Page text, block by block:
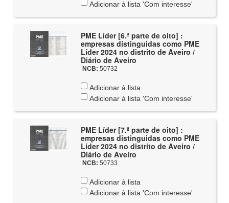
Adicionar à lista 'Com interesse'
PME Líder [6.ª parte de oito] :
empresas distinguidas como PME
Líder 2024 no distrito de Aveiro /
Diário de Aveiro
NCB: 50732
Adicionar à lista
Adicionar à lista 'Com interesse'
PME Líder [7.ª parte de oito] :
empresas distinguidas como PME
Líder 2024 no distrito de Aveiro /
Diário de Aveiro
NCB: 50733
Adicionar à lista
Adicionar à lista 'Com interesse'